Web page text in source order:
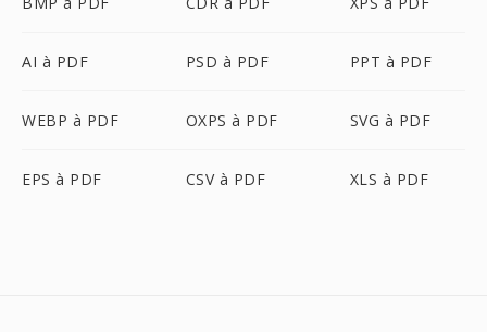
AI à PDF PSD à PDF PPT à PDF
WEBP à PDF OXPS à PDF SVG à PDF
EPS à PDF CSV à PDF XLS à PDF